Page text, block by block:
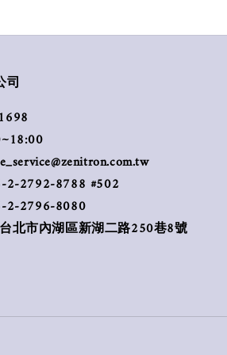
司
2-2792-8788 #502
2-2796-8080
北市內湖區新湖二路250巷8號